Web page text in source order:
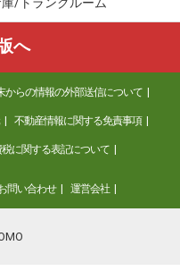
へ
からの情報の外部送信について
不動産情報に関する免責事項
に関する表記について
問い合わせ 運営会社